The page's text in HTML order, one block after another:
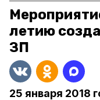
летию
ЗП
25 января 2018